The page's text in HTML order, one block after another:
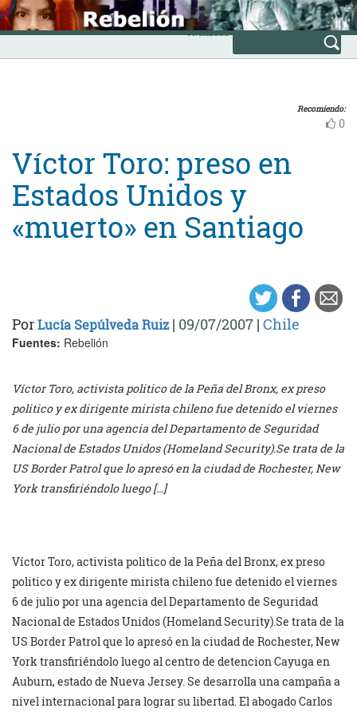
Skip
to
content
INICIO
Avanzada
Recomiendo:
0
Víctor Toro: preso en
Estados Unidos y
«muerto» en Santiago
PorLucía Sepúlveda Ruiz| 09/07/2007 | Chile
Fuentes: Rebelión
Víctor Toro, activista politico de la Peña del Bronx, ex preso
politico y ex dirigente mirista chileno fue detenido el viernes
6 de julio por una agencia del Departamento de Seguridad
Nacional de Estados Unidos (Homeland Security).Se trata de la
US Border Patrol que lo apresó en la ciudad de Rochester, New
York transfiriéndolo luego […]
Víctor Toro, activista politico de la Peña del Bronx, ex preso
politico y ex dirigente mirista chileno fue detenido el viernes
6 de julio por una agencia del Departamento de Seguridad
Nacional de Estados Unidos (Homeland Security).Se trata de la
US Border Patrol que lo apresó en la ciudad de Rochester, New
York transfiriéndolo luego al centro de detencion Cayuga en
Auburn, estado de Nueva Jersey. Se desarrolla una campaña a
nivel internacional para lograr su libertad. El abogado Carlos